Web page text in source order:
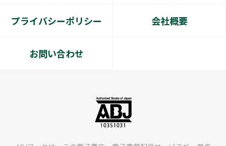
プライバシーポリシー 会社概要
お問い合わせ